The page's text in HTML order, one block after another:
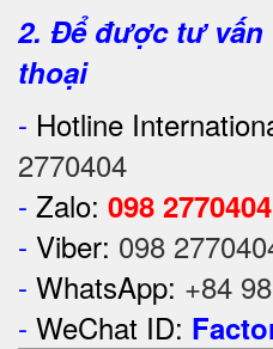
2. Để được tư vấn
thoại
- Hotline
2770404
- Zalo: 098 2770404
- Viber: 098
- WhatsApp: +84
- WeChat ID: